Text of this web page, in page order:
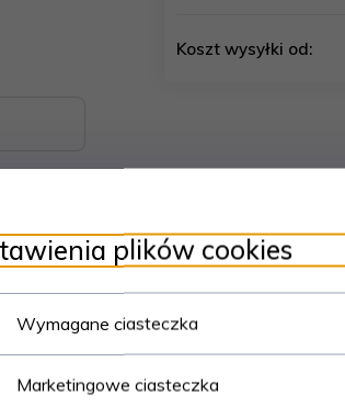
Koszt wysyłki od:
plików cookies
Wymagane ciasteczka
Marketingowe ciasteczka